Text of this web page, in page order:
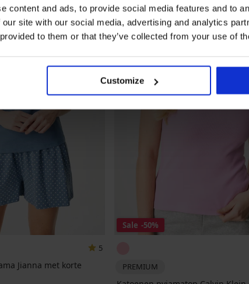
content and ads, to provide social media features and to
site with our social media, advertising and analytics
to them or that they’ve collected from your use of
Customize
5
Jianna met korte
Sale -50%
PREMIUM